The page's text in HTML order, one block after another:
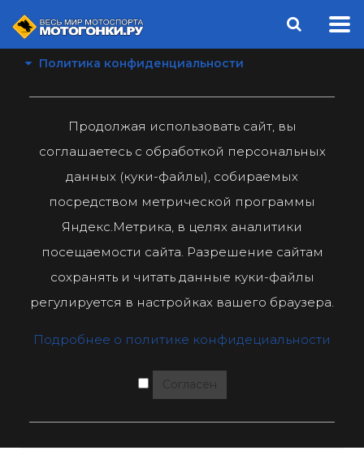
Политика конфиденциальности
Продолжая использовать сайт, вы
соглашаетесь с обработкой персональных
данных (куки-файлы), собираемых
посредством метрической программы
Яндекс.Метрика, в целях аналитики
посещаемости сайта. Разрешение сайтам
сохранять и читать данные куки-файлы
регулируется в настройках вашего браузера.
Подробнее о политике конфидециальности
Согласен